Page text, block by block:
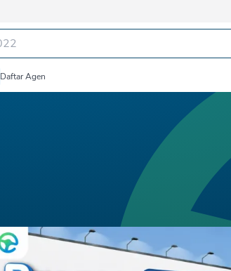
Daftar Agen